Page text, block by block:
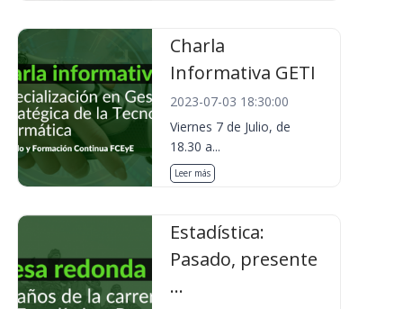
Charla
Informativa GETI
2023-07-03 18:30:00
Viernes 7 de Julio, de
18.30 a...
Leer más
Estadística:
Pasado, presente
...